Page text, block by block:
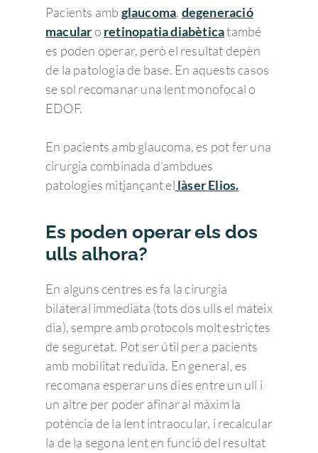
Pacients amb glaucoma, degeneració
macularo retinopatia diabèticatambé
es poden operar, però el resultat depèn
de la patologia de base. En aquests casos
se sol recomanar una lent monofocal o
EDOF.
En pacients amb glaucoma, es pot fer una
cirurgia combinada d’ambdues
patologies mitjançant el làser Elios.
Es poden operar els dos
ulls alhora?
En alguns centres es fa la cirurgia
bilateral immediata (tots dos ulls el mateix
dia), sempre amb protocols molt estrictes
de seguretat. Pot ser útil per a pacients
amb mobilitat reduïda. En general, es
recomana esperar uns dies entre un ull i
un altre per poder afinar al màxim la
potència de la lent intraocular, i recalcular
la de la segona lent en funció del resultat